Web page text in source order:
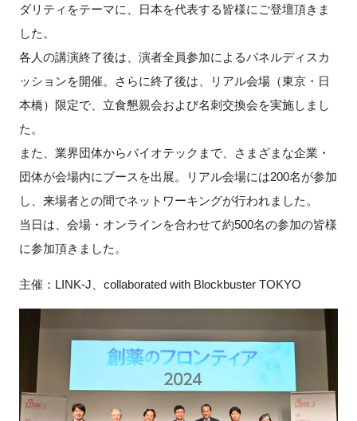
インタビュー・コラム
ニュース・掲示板
LINK-Jを知る
特別会員
施設・アクセス
FAQ
ダリティをテーマに、日本を代表する皆様にご登壇頂きま
した。
各人の講演終了後は、演者全員参加によるパネルディスカ
ッションを開催。さらに終了後は、リアル会場（東京・日
本橋）限定で、立食懇親会および名刺交換会を実施しまし
た。
また、業界団体からバイオテックまで、さまざまな企業・
団体が会場内にブースを出展。リアル会場には200名が参加
し、来場者との間でネットワーキングが行われました。
当日は、会場・オンラインを合わせて約500名の参加の皆様
に参加頂きました。
主催：LINK-J、collaborated with Blockbuster TOKYO